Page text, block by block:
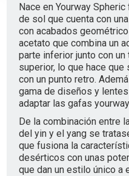
Nace en Yourway
de sol que cuenta con
con acabados
acetato que combina un
parte inferior junto con un
superior, lo que hace
con un punto retro.
gama de diseños y
adaptar las gafas
De la combinación entre
del yin y el yang se
que fusiona la
desérticos con unas
que dan un estilo único a